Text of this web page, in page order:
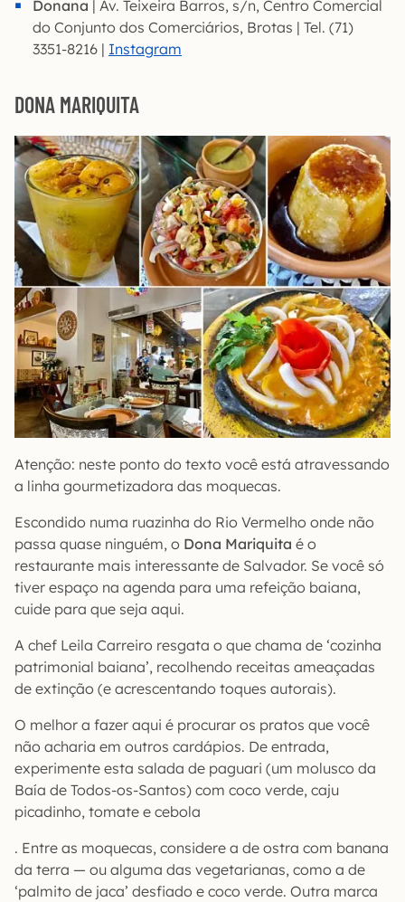
Donana
| Av. Teixeira Barros, s/n, Centro Comercial
do Conjunto dos Comerciários, Brotas | Tel. (71)
3351-8216 | Instagram
DONA MARIQUITA
Atenção: neste ponto do texto você está atravessando
a linha gourmetizadora das moquecas.
Escondido numa ruazinha do Rio Vermelho onde não
passa quase ninguém, o Dona Mariquita é o
restaurante mais interessante de Salvador. Se você só
tiver espaço na agenda para uma refeição baiana,
cuide para que seja aqui.
A chef Leila Carreiro resgata o que chama de ‘cozinha
patrimonial baiana’, recolhendo receitas ameaçadas
de extinção (e acrescentando toques autorais).
O melhor a fazer aqui é procurar os pratos que você
não acharia em outros cardápios. De entrada,
experimente esta salada de paguari (um molusco da
Baía de Todos-os-Santos) com coco verde, caju
picadinho, tomate e cebola
. Entre as moquecas, considere a de ostra com banana
da terra — ou alguma das vegetarianas, como a de
‘palmito de jaca’ desfiado e coco verde. Outra marca